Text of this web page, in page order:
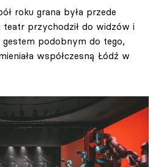
roku grana była przede
teatr przychodził do widzów i
gestem podobnym do tego,
współczesną Łódź w